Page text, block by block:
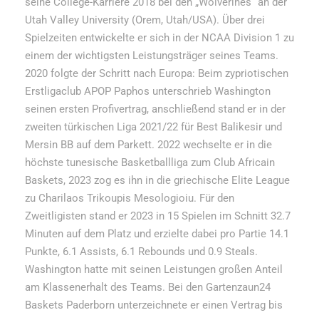
Utah Valley University (Orem, Utah/USA). Über drei
Spielzeiten entwickelte er sich in der NCAA Division 1 zu
einem der wichtigsten Leistungsträger seines Teams.
2020 folgte der Schritt nach Europa: Beim zypriotischen
Erstligaclub APOP Paphos unterschrieb Washington
seinen ersten Profivertrag, anschließend stand er in der
zweiten türkischen Liga 2021/22 für Best Balikesir und
Mersin BB auf dem Parkett. 2022 wechselte er in die
höchste tunesische Basketballliga zum Club Africain
Baskets, 2023 zog es ihn in die griechische Elite League
zu Charilaos Trikoupis Mesologioiu. Für den
Zweitligisten stand er 2023 in 15 Spielen im Schnitt 32.7
Minuten auf dem Platz und erzielte dabei pro Partie 14.1
Punkte, 6.1 Assists, 6.1 Rebounds und 0.9 Steals.
Washington hatte mit seinen Leistungen großen Anteil
am Klassenerhalt des Teams. Bei den Gartenzaun24
Baskets Paderborn unterzeichnete er einen Vertrag bis